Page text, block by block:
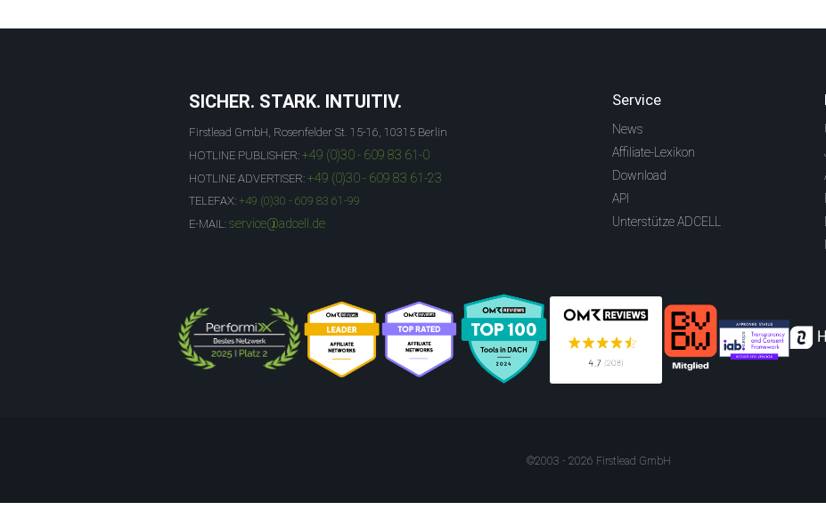
SICHER. STARK. INTUITIV.
Firstlead GmbH, Rosenfelder St. 15-16, 10315 Berlin
HOTLINE PUBLISHER: +49 (0)30 - 609 83 61-0
HOTLINE ADVERTISER: +49 (0)30 - 609 83 61-23
TELEFAX: +49 (0)30 - 609 83 61-99
E-MAIL: service@adcell.de
Service
News
Affiliate-Lexikon
Download
API
Unterstütze ADCELL
©2003 - 2026 Firstlead GmbH